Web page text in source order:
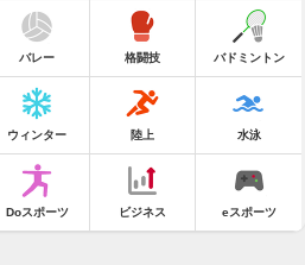
バレー 格闘技 バドミントン
ウィンター 陸上 水泳
Doスポーツ ビジネス eスポーツ